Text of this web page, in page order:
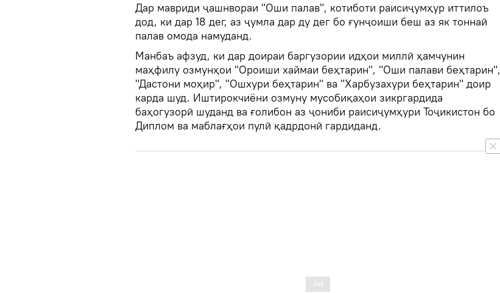
Дар мавриди ҷашнвораи "Оши палав", котиботи раисиҷумҳур иттилоъ
дод, ки дар 18 дег, аз ҷумла дар ду дег бо ғунҷоиши беш аз як тоннаӣ
палав омода намуданд.
Манбаъ афзуд, ки дар доираи баргузории идҳои миллӣ ҳамчунин
маҳфилу озмунҳои "Ороиши хаймаи беҳтарин", "Оши палави беҳтарин",
"Дастони моҳир", "Ошхури беҳтарин" ва "Харбузахури беҳтарин" доир
карда шуд. Иштирокчиёни озмуну мусобиқаҳои зикргардида
баҳогузорӣ шуданд ва ғолибон аз ҷониби раисиҷумҳури Тоҷикистон бо
Диплом ва маблағҳои пулӣ қадрдонӣ гардиданд.